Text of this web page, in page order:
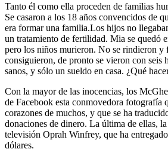
Tanto él como ella proceden de familias
Se casaron a los 18 años convencidos de
era formar una familia.Los hijos no
un tratamiento de fertilidad. Mia se quedó
pero los niños murieron. No se rindieron y
consiguieron, de pronto se vieron con seis
sanos, y sólo un sueldo en casa. ¿Qué
Con la mayor de las inocencias, los
de Facebook esta conmovedora fotografía
corazones de muchos, y que se ha
donaciones de dinero. La última de ellas,
televisión Oprah Winfrey, que ha
dólares.